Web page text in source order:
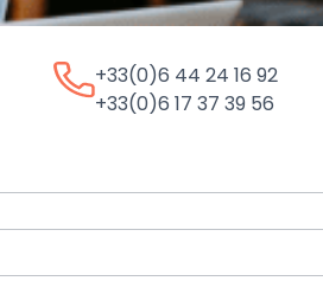
+33(0)6 44 24 16 92
+33(0)6 17 37 39 56